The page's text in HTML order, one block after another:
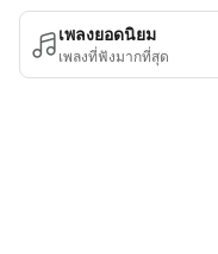
เพลงยอดนิยม
เพลงที่ฟังมากที่สุด